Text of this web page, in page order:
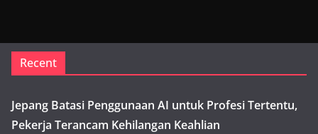
Recent
Jepang Batasi Penggunaan AI untuk Profesi Tertentu,
Pekerja Terancam Kehilangan Keahlian